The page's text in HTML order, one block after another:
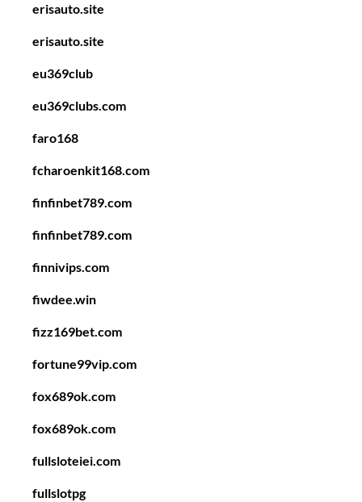
erisauto.site
erisauto.site
eu369club
eu369clubs.com
faro168
fcharoenkit168.com
finfinbet789.com
finfinbet789.com
finnivips.com
fiwdee.win
fizz169bet.com
fortune99vip.com
fox689ok.com
fox689ok.com
fullsloteiei.com
fullslotpg